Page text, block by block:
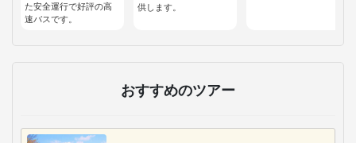
た安全運行で好評の高
速バスです。
供します。
おすすめのツアー